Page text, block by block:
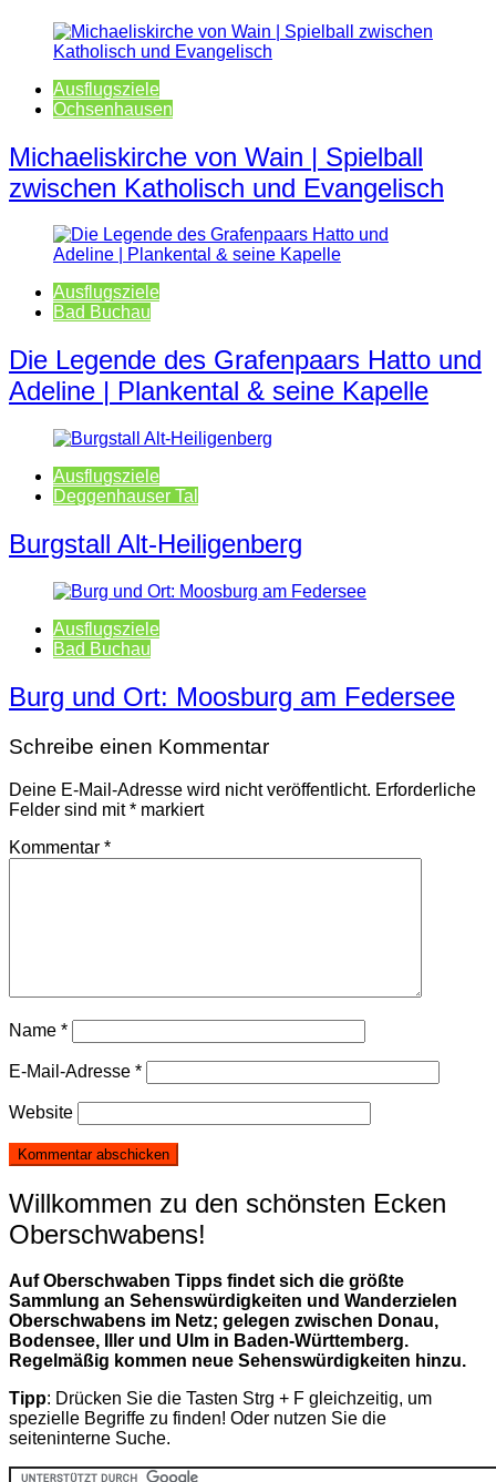
Ausflugsziele
Ochsenhausen
Michaeliskirche von Wain | Spielball
zwischen Katholisch und Evangelisch
Ausflugsziele
Bad Buchau
Die Legende des Grafenpaars Hatto und
Adeline | Plankental & seine Kapelle
Ausflugsziele
Deggenhauser Tal
Burgstall Alt-Heiligenberg
Ausflugsziele
Bad Buchau
Burg und Ort: Moosburg am Federsee
Schreibe einen Kommentar
Deine E-Mail-Adresse wird nicht veröffentlicht. Erforderliche
Felder sind mit* markiert
Kommentar *
Name *
E-Mail-Adresse *
Website
Willkommen zu den schönsten Ecken
Oberschwabens!
Auf Oberschwaben Tipps findet sich die größte
Sammlung an Sehenswürdigkeiten und Wanderzielen
Oberschwabens im Netz; gelegen zwischen Donau,
Bodensee, Iller und Ulm in Baden-Württemberg.
Regelmäßig kommen neue Sehenswürdigkeiten hinzu.
Tipp: Drücken Sie die Tasten Strg + F gleichzeitig, um
spezielle Begriffe zu finden! Oder nutzen Sie die
seiteninterne Suche.